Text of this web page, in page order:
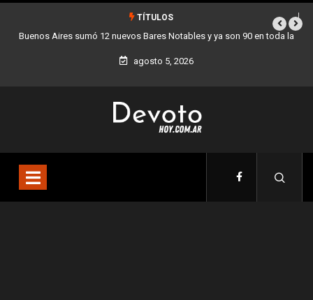
TÍTULOS
Aires sumó 12 nuevos Bares Notables y ya son 90 en toda la
Ciudad
Los
agosto 5, 2026